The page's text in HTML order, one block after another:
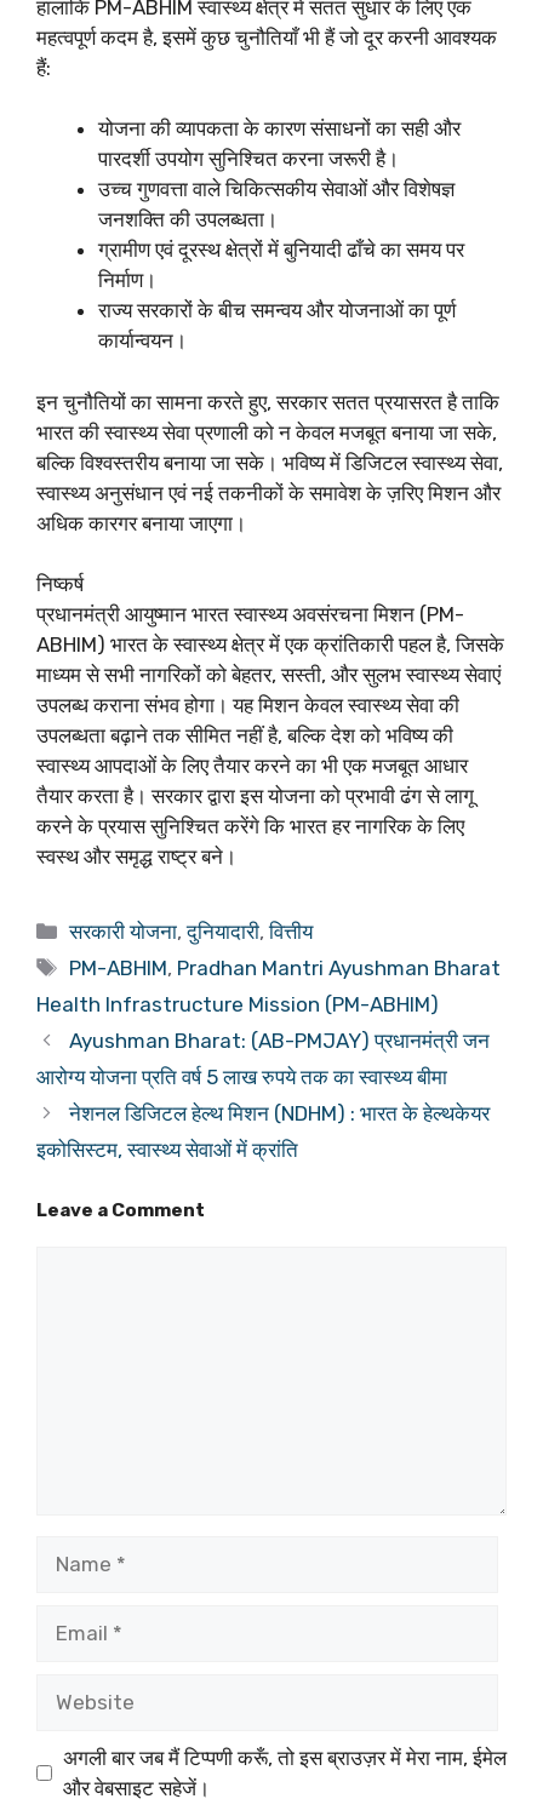
हालांकि PM-ABHIM स्वास्थ्य क्षेत्र में सतत सुधार के लिए एक
महत्वपूर्ण कदम है, इसमें कुछ चुनौतियाँ भी हैं जो दूर करनी आवश्यक
हैं:
योजना की व्यापकता के कारण संसाधनों का सही और
पारदर्शी उपयोग सुनिश्चित करना जरूरी है।
उच्च गुणवत्ता वाले चिकित्सकीय सेवाओं और विशेषज्ञ
जनशक्ति की उपलब्धता।
ग्रामीण एवं दूरस्थ क्षेत्रों में बुनियादी ढाँचे का समय पर
निर्माण।
राज्य सरकारों के बीच समन्वय और योजनाओं का पूर्ण
कार्यान्वयन।
इन चुनौतियों का सामना करते हुए, सरकार सतत प्रयासरत है ताकि
भारत की स्वास्थ्य सेवा प्रणाली को न केवल मजबूत बनाया जा सके,
बल्कि विश्वस्तरीय बनाया जा सके। भविष्य में डिजिटल स्वास्थ्य सेवा,
स्वास्थ्य अनुसंधान एवं नई तकनीकों के समावेश के ज़रिए मिशन और
अधिक कारगर बनाया जाएगा।
निष्कर्ष
प्रधानमंत्री आयुष्मान भारत स्वास्थ्य अवसंरचना मिशन (PM-
ABHIM) भारत के स्वास्थ्य क्षेत्र में एक क्रांतिकारी पहल है, जिसके
माध्यम से सभी नागरिकों को बेहतर, सस्ती, और सुलभ स्वास्थ्य सेवाएं
उपलब्ध कराना संभव होगा। यह मिशन केवल स्वास्थ्य सेवा की
उपलब्धता बढ़ाने तक सीमित नहीं है, बल्कि देश को भविष्य की
स्वास्थ्य आपदाओं के लिए तैयार करने का भी एक मजबूत आधार
तैयार करता है। सरकार द्वारा इस योजना को प्रभावी ढंग से लागू
करने के प्रयास सुनिश्चित करेंगे कि भारत हर नागरिक के लिए
स्वस्थ और समृद्ध राष्ट्र बने।
Categories
सरकारी योजना,दुनियादारी,वित्तीय
Tags
PM-ABHIM, Pradhan Mantri Ayushman Bharat
Health Infrastructure Mission (PM-ABHIM)
Ayushman Bharat: (AB-PMJAY) प्रधानमंत्री जन
आरोग्य योजना प्रति वर्ष 5 लाख रुपये तक का स्वास्थ्य बीमा
नेशनल डिजिटल हेल्थ मिशन (NDHM) : भारत के हेल्थकेयर
इकोसिस्टम, स्वास्थ्य सेवाओं में क्रांति
Leave a Comment
अगली बार जब मैं टिप्पणी करूँ, तो इस ब्राउज़र में मेरा नाम, ईमेल
और वेबसाइट सहेजें।